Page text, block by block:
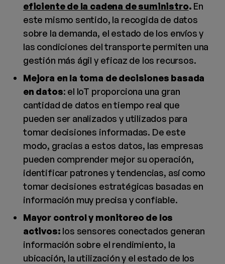
eficiente de la cadena de suministro. En
este mismo sentido, la recogida de datos
sobre la demanda, el estado de los envíos y
las condiciones del transporte permiten una
gestión más ágil y eficaz de los recursos.
Mejora en la toma de decisiones basada
en datos: el IoT proporciona una gran
cantidad de datos en tiempo real que
pueden ser analizados y utilizados para
tomar decisiones informadas. De este
modo, gracias a estos datos, las empresas
pueden comprender mejor su operación,
identificar patrones y tendencias, así como
tomar decisiones estratégicas basadas en
información muy precisa y confiable.
Mayor control y monitoreo de los
activos: los sensores conectados generan
información sobre el rendimiento, la
ubicación, la utilización y el estado de los